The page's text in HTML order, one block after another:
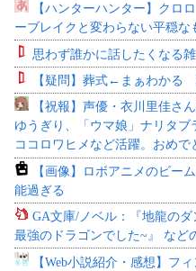
【ハンターハンター】クロ
ーブレイクと変わらない平穏な
思わず誰かに話したくなる
【疑問】葬式←まぁわかる
【祝報】声優・衣川里佳さ
ゆうぎり、「ウマ娘」ナリタブ
ココロワヒメなど活躍。おめで
【画像】ロボアニメのビー
能過ぎる
GA文庫/ノベル：『地龍の
最強のドラゴンでした~』 など
【Web小説紹介・感想】フ